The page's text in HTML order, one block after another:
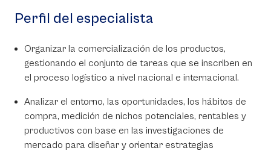
Perfil del especialista
Organizar la comercialización de los productos,
gestionando el conjunto de tareas que se inscriben en
el proceso logístico a nivel nacional e internacional.
Analizar el entorno, las oportunidades, los hábitos de
compra, medición de nichos potenciales, rentables y
productivos con base en las investigaciones de
mercado para diseñar y orientar estrategias